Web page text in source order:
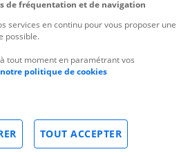
de fréquentation et de navigation
services en continu pour vous proposer une
possible.
tout moment en paramétrant vos
politique de cookies
TOUT ACCEPTER